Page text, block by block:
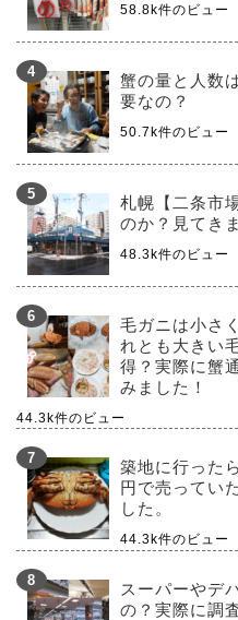
58.8k件のビュー
蟹の量と人数
要なの？
50.7k件のビュー
札幌【二条市
のか？見てき
48.3k件のビュー
毛ガニは小さ
れとも大きい
得？実際に蟹
みました！
44.3k件のビュー
築地に行った
円で売ってい
した。
44.3k件のビュー
スーパーやデ
の？実際に調